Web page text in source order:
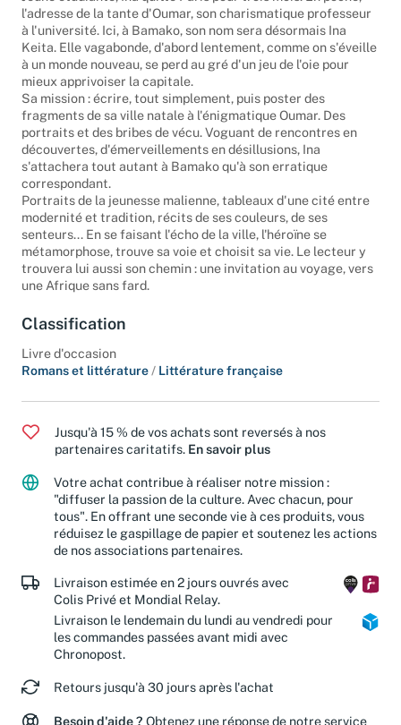
Jeune étudiante, Ina quitte Paris pour trois mois. En poche,
l'adresse de la tante d'Oumar, son charismatique professeur
à l'université. Ici, à Bamako, son nom sera désormais Ina
Keita. Elle vagabonde, d'abord lentement, comme on s'éveille
à un monde nouveau, se perd au gré d'un jeu de l'oie pour
mieux apprivoiser la capitale.
Sa mission : écrire, tout simplement, puis poster des
fragments de sa ville natale à l'énigmatique Oumar. Des
portraits et des bribes de vécu. Voguant de rencontres en
découvertes, d'émerveillements en désillusions, Ina
s'attachera tout autant à Bamako qu'à son erratique
correspondant.
Portraits de la jeunesse malienne, tableaux d'une cité entre
modernité et tradition, récits de ses couleurs, de ses
senteurs... En se faisant l'écho de la ville, l'héroïne se
métamorphose, trouve sa voie et choisit sa vie. Le lecteur y
trouvera lui aussi son chemin : une invitation au voyage, vers
une Afrique sans fard.
Classification
Livre d'occasion
Jusqu'à 15 % de vos achats sont reversés à nos
partenaires caritatifs.
En savoir plus
Votre achat contribue à réaliser notre mission :
"diffuser la passion de la culture. Avec chacun, pour
tous". En offrant une seconde vie à ces produits, vous
réduisez le gaspillage de papier et soutenez les actions
de nos associations partenaires.
Livraison estimée en 2 jours ouvrés avec
Colis Privé et Mondial Relay.
Livraison le lendemain du lundi au vendredi pour
les commandes passées avant midi avec
Retours jusqu'à 30 jours après l'achat